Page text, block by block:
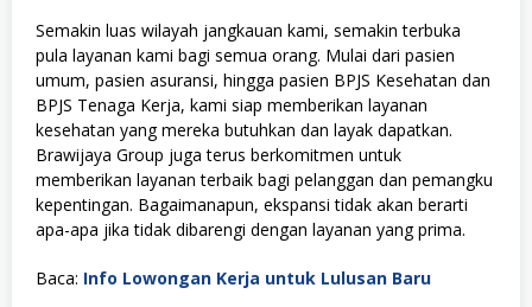
Semakin luas wilayah jangkauan kami, semakin terbuka
pula layanan kami bagi semua orang. Mulai dari pasien
umum, pasien asuransi, hingga pasien BPJS Kesehatan dan
BPJS Tenaga Kerja, kami siap memberikan layanan
kesehatan yang mereka butuhkan dan layak dapatkan.
Brawijaya Group juga terus berkomitmen untuk
memberikan layanan terbaik bagi pelanggan dan pemangku
kepentingan. Bagaimanapun, ekspansi tidak akan berarti
apa-apa jika tidak dibarengi dengan layanan yang prima.
Baca: Info Lowongan Kerja untuk Lulusan Baru